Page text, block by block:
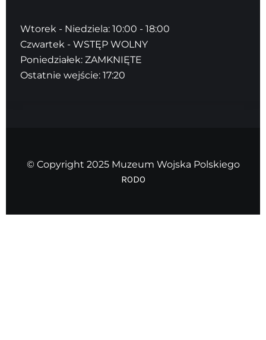
Wtorek - Niedziela: 10:00 - 18:00
Czwartek - WSTĘP WOLNY
Poniedziałek: ZAMKNIĘTE
Ostatnie wejście: 17:20
© Copyright 2025 Muzeum Wojska Polskiego
RODO